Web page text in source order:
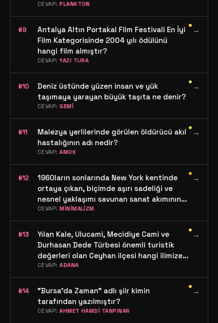
CEVAP:PLANKTON
#9
Antalya Altın Portakal Film Festivali En İyi
Film Kategorisinde 2004 yılı ödülünü
hangi film almıştır?
CEVAP:YAZI TURA
•→
#10
Deniz üstünde yüzen insan ve yük
taşımaya yarayan büyük taşıta ne denir?
CEVAP:GEMİ
•→
#11
Malezya yerlilerinde görülen öldürücü akıl
hastalığının adı nedir?
CEVAP:AMOK
•→
#12
1960ların sonlarında New York kentinde
ortaya çıkan, biçimde aşırı sadeliği ve
nesnel yaklaşımı savunan sanat akımının
adı nedir?
CEVAP:MİNİMALİZM
•→
#13
Yılan Kale, Ulucami, Mecidiye Cami ve
Durhasan Dede Türbesi önemli turistik
değerleri olan Ceyhan ilçesi hangi ilimize
bağlıdır?
CEVAP:ADANA
•→
#14
"Bursa'da Zaman" adlı şiir kimin
tarafından yazılmıştır?
CEVAP:AHMET HAMDİ TANPINAR
•→